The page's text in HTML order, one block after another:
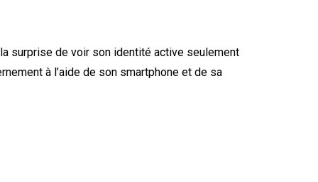
surprise de voir son identité active seulement
à l’aide de son smartphone et de sa